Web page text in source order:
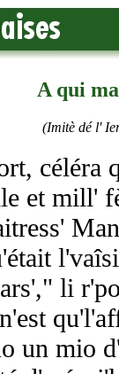
A qui
(Imitè dé l'
céléra
et mill'
li
un mio